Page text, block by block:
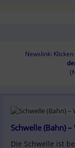
Newslink:
Schwelle (Bahn)
Die Schwelle ist